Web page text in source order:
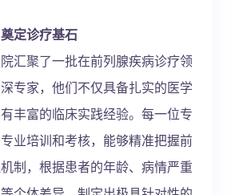
定诊疗基石
汇聚了一批在前列腺疾病诊疗领
专家，他们不仅具备扎实的医学
丰富的临床实践经验。每一位专
业培训和考核，能够精准把握前
制，根据患者的年龄、病情严重